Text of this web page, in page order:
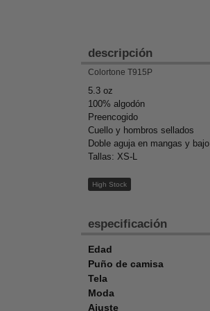
descripción
Colortone T915P
5.3 oz
100% algodón
Preencogido
Cuello y hombros sellados
Doble aguja en mangas y bajo
Tallas: XS-L
High Stock
especificación
Edad
Puño de camisa
Tela
Moda
Ajuste